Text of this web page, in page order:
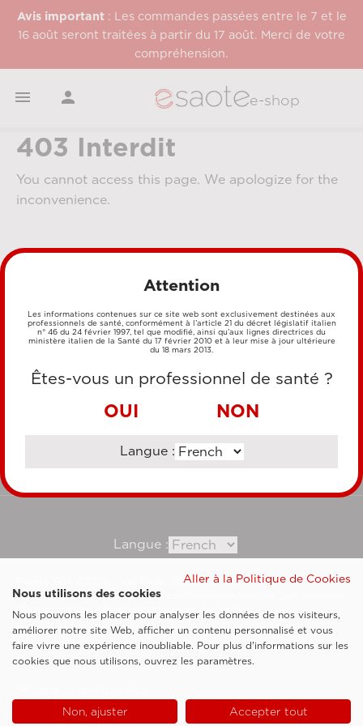
Avis important: Les commandes passées entre le 7 et le
16 août seront traitées à partir du 17 août. Merci de votre
compréhension.
  e-shop
403 Interdit
You cannot access this page. We apologize for the
inconvenience.
MÉTHODES DE PAIEMENT
VIREMENT BANCAIRE
Langue :
Esaote SpA ©2026 - Vat Code IT05131180969
Société soumise à la gestion et à la coordination de Shanghai Luzi Enterprise
Management Consultancy Center (Limited Partnership)
Clauses légales
Cookie Policy
Attention
Les informations contenues sur ce site web sont exclusivement destinées aux
professionnels de santé, conformément à l’article 21 du décret législatif italien
n° 46 du 24 février 1997, tel que modifié, ainsi qu’aux lignes directrices du
ministère italien de la Santé du 17 février 2010 et à leur mise à jour ultérieure
du 18 mars 2013.
Êtes-vous un professionnel de santé ?
OUI NON
Langue :
Aller à la Politique de Cookies
Nous utilisons des cookies
Nous pouvons les placer pour analyser les données de nos visiteurs,
améliorer notre site Web, afficher un contenu personnalisé et vous
faire vivre une expérience inoubliable. Pour plus d'informations sur les
cookies que nous utilisons, ouvrez les paramètres.
Non, ajuster Accepter tout